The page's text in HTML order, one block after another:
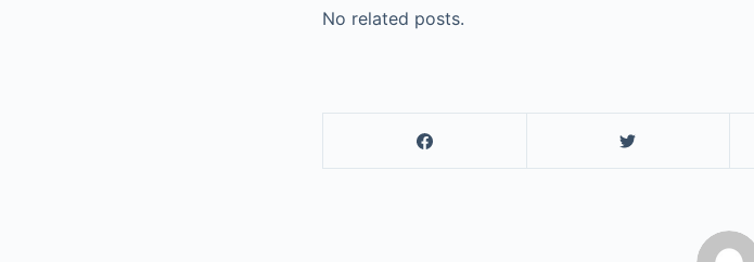
No related posts.